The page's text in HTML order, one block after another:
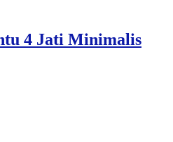
4 Jati Minimalis